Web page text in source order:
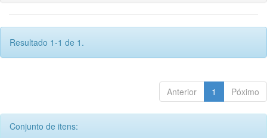
Resultado 1-1 de 1.
Anterior 1 Póximo
Conjunto de itens: